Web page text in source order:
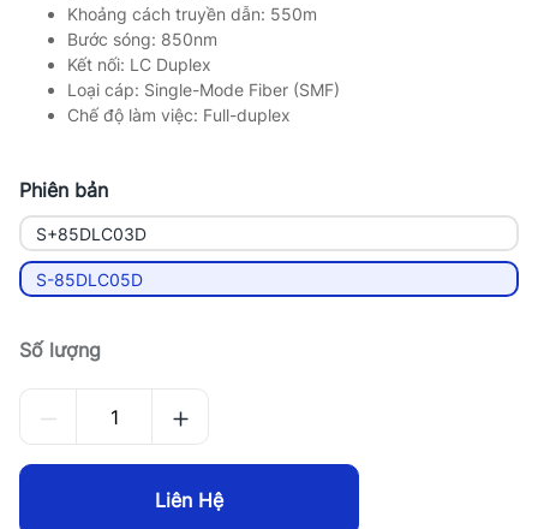
Khoảng cách truyền dẫn: 550m
Bước sóng: 850nm
Kết nối: LC Duplex
Loại cáp: Single-Mode Fiber (SMF)
Chế độ làm việc: Full-duplex
Phiên bản
S+85DLC03D
S-85DLC05D
Số lượng
Liên Hệ